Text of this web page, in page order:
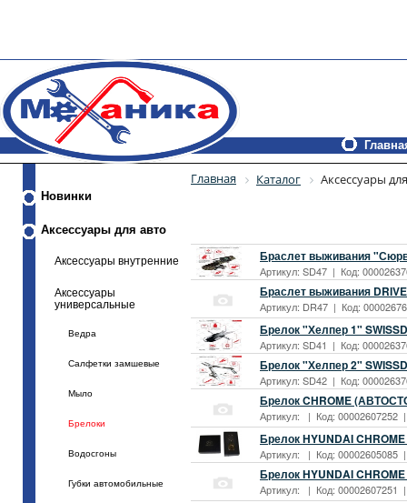
Новинки
Аксессуары для авто
Аксессуары внутренние
Аксессуары
универсальные
Ведра
Салфетки замшевые
Мыло
Брелоки
Водосгоны
Губки автомобильные
Главная Каталог Аксессуары
Браслет выживания
Артикул: SD47 | Код:
Браслет выживания
Артикул: DR47 | Код:
Брелок "Хелпер 1"
Артикул: SD41 | Код:
Брелок "Хелпер 2"
Артикул: SD42 | Код:
Брелок CHROME
Артикул: | Код: 00002607252
Брелок HYUNDAI
Артикул: | Код: 00002605085
Брелок HYUNDAI
Артикул: | Код: 00002607251